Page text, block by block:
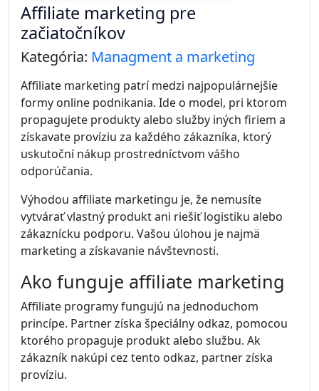
Affiliate marketing pre
začiatočníkov
Kategória: Managment a marketing
Affiliate marketing patrí medzi najpopulárnejšie
formy online podnikania. Ide o model, pri ktorom
propagujete produkty alebo služby iných firiem a
získavate províziu za každého zákazníka, ktorý
uskutoční nákup prostredníctvom vášho
odporúčania.
Výhodou affiliate marketingu je, že nemusíte
vytvárať vlastný produkt ani riešiť logistiku alebo
zákaznícku podporu. Vašou úlohou je najmä
marketing a získavanie návštevnosti.
Ako funguje affiliate marketing
Affiliate programy fungujú na jednoduchom
princípe. Partner získa špeciálny odkaz, pomocou
ktorého propaguje produkt alebo službu. Ak
zákazník nakúpi cez tento odkaz, partner získa
províziu.